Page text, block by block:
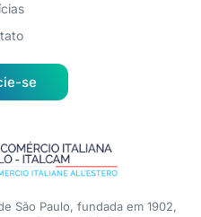
se
São Paulo, fundada em 1902,